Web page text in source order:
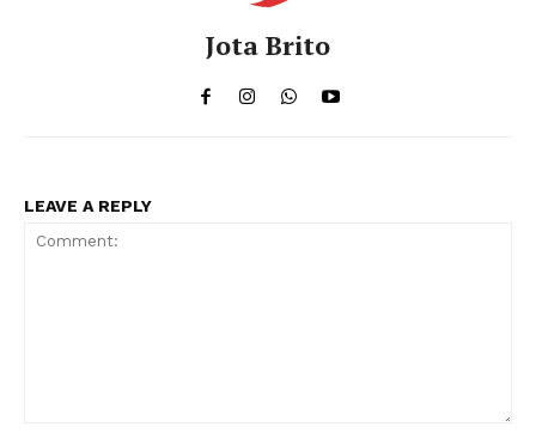
Jota Brito
LEAVE A REPLY